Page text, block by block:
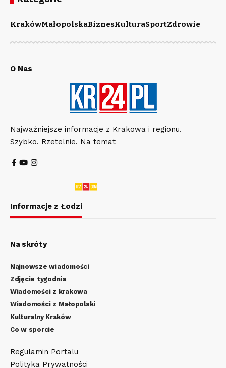
KrakówMałopolskaBiznesKulturaSportZdrowie
O Nas
Najważniejsze informacje z Krakowa i regionu.
Szybko. Rzetelnie. Na temat
Informacje z Łodzi
Na skróty
Najnowsze wiadomości
Zdjęcie tygodnia
Wiadomości z krakowa
Wiadomości z Małopolski
Kulturalny Kraków
Co w sporcie
Regulamin Portalu
Polityka Prywatności